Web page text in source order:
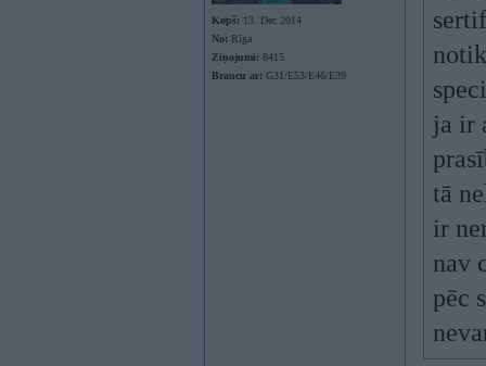
Kopš: 13. Dec 2014
No: Rīga
Ziņojumi: 8415
Braucu ar: G31/E53/E46/E39
ja ir
tā
ir
nav
pēc